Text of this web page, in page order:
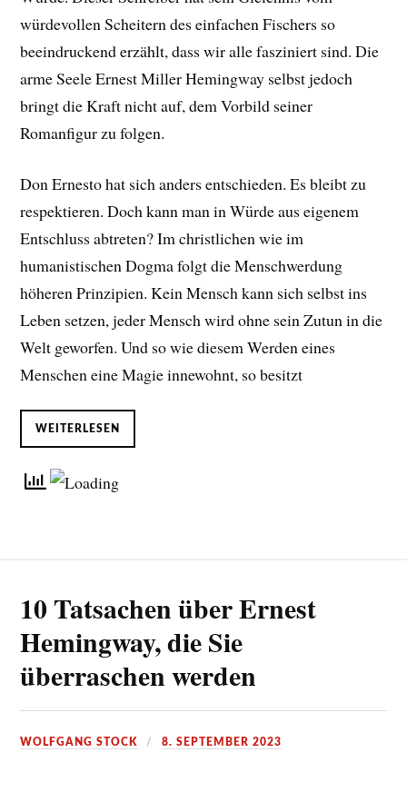
würdevollen Scheitern des einfachen Fischers so
beeindruckend erzählt, dass wir alle fasziniert sind. Die
arme Seele Ernest Miller Hemingway selbst jedoch
bringt die Kraft nicht auf, dem Vorbild seiner
Romanfigur zu folgen.
Don Ernesto hat sich anders entschieden. Es bleibt zu
respektieren. Doch kann man in Würde aus eigenem
Entschluss abtreten? Im christlichen wie im
humanistischen Dogma folgt die Menschwerdung
höheren Prinzipien. Kein Mensch kann sich selbst ins
Leben setzen, jeder Mensch wird ohne sein Zutun in die
Welt geworfen. Und so wie diesem Werden eines
Menschen eine Magie innewohnt, so besitzt
WEITERLESEN
10 Tatsachen über Ernest
Hemingway, die Sie
überraschen werden
WOLFGANG STOCK 8. SEPTEMBER 2023